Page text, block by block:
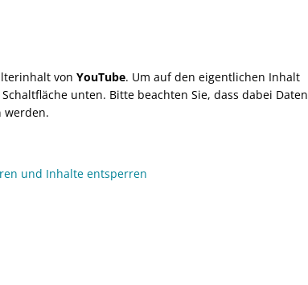
von YouTube. Um auf den eigentlichen Inhalt
unten. Bitte beachten Sie, dass dabei Daten
werden.
und Inhalte entsperren